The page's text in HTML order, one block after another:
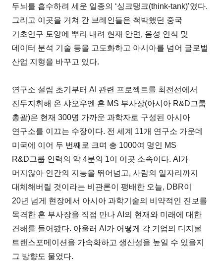
두뇌를 흡수하려 세운 일종의 ‘싱크탱크(think-tank)’였다.
그리고 이곳을 거쳐 간 브레인들은 척박했던 중국
기초연구 토양에 뿌리 내려 현재 안면, 음성 인식 및
데이터 분석 기술 등을 고도화하고 아시아를 넘어 글로벌
산업 지형을 바꾸고 있다.
연구소 설립 초기부터 AI 관련 프로젝트를 최전선에서
진두지휘해 온 샤오우엔 혼 MS 부사장(아시아 R&D그룹
총괄)은 현재 300명 가까운 과학자로 구성된 아시아
연구소를 이끄는 수장이다. 전 세계 11개 연구소 가운데
미국에 이어 두 번째로 크며 총 1000여 명인 MS
R&D그룹 인력의 약 4분의 1이 이곳 소속이다. AI가
머지않아 인간의 지능을 뛰어넘고, 사람의 일자리까지
대체해버릴 것이라는 비관론이 팽배한 오늘, DBR이
20년 넘게 현장에서 아시아 과학기술의 비약적인 진보를
목격한 혼 부사장을 직접 만나 AI의 현재와 미래에 대한
견해를 들어봤다. 아울러 AI가 어떻게 각 기업의 디지털
트랜스포메이션을 가속화하고 생산성을 높일 수 있을지
그 방향도 물었다.